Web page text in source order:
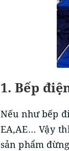
1. Bếp
Nếu như bếp
EA,AE… Vậy
sản phẩm